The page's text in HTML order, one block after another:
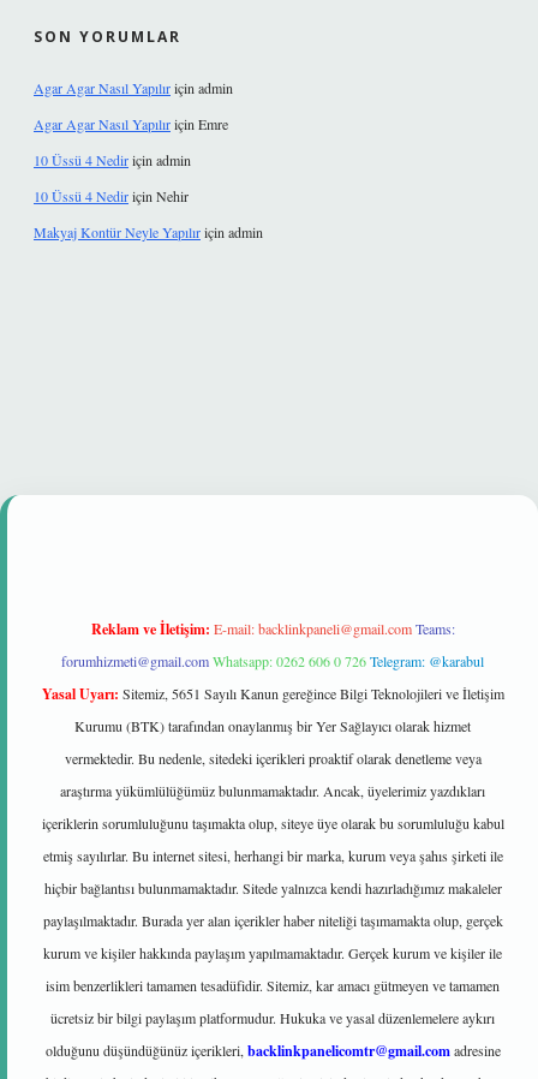
SON YORUMLAR
Agar Agar Nasıl Yapılıriçin admin
Agar Agar Nasıl Yapılıriçin Emre
10 Üssü 4 Nediriçin admin
10 Üssü 4 Nediriçin Nehir
Makyaj Kontür Neyle Yapılıriçin admin
mi
Reklam ve İletişim: E-mail:backlinkpaneli@gmail.com Teams:
forumhizmeti@gmail.comWhatsapp: 0262 606 0 726Telegram: @karabul
Yasal Uyarı: Sitemiz, 5651 Sayılı Kanun gereğince Bilgi Teknolojileri ve İletişim
Kurumu (BTK) tarafından onaylanmış bir Yer Sağlayıcı olarak hizmet
vermektedir. Bu nedenle, sitedeki içerikleri proaktif olarak denetleme veya
araştırma yükümlülüğümüz bulunmamaktadır. Ancak, üyelerimiz yazdıkları
içeriklerin sorumluluğunu taşımakta olup, siteye üye olarak bu sorumluluğu kabul
etmiş sayılırlar. Bu internet sitesi, herhangi bir marka, kurum veya şahıs şirketi ile
hiçbir bağlantısı bulunmamaktadır. Sitede yalnızca kendi hazırladığımız makaleler
paylaşılmaktadır. Burada yer alan içerikler haber niteliği taşımamakta olup, gerçek
kurum ve kişiler hakkında paylaşım yapılmamaktadır. Gerçek kurum ve kişiler ile
isim benzerlikleri tamamen tesadüfidir. Sitemiz, kar amacı gütmeyen ve tamamen
ücretsiz bir bilgi paylaşım platformudur. Hukuka ve yasal düzenlemelere aykırı
olduğunu düşündüğünüz içerikleri, backlinkpanelicomtr@gmail.comadresine